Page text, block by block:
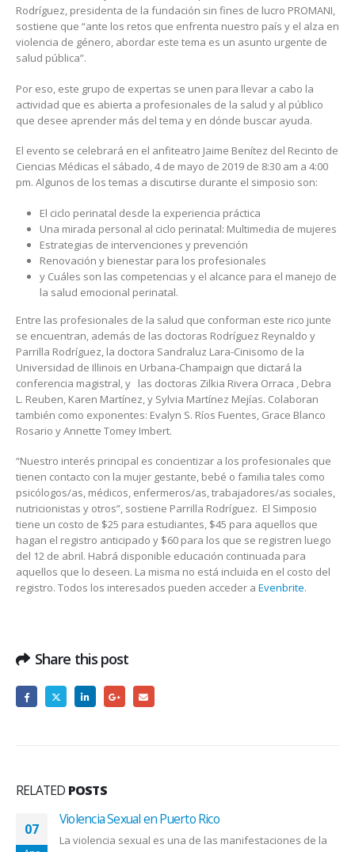
Rodríguez, presidenta de la fundación sin fines de lucro PROMANI,
sostiene que “ante los retos que enfrenta nuestro país y el alza en
violencia de género, abordar este tema es un asunto urgente de
salud pública”.
Por eso, este grupo de expertas se unen para llevar a cabo la
actividad que es abierta a profesionales de la salud y al público
que desee aprender más del tema y en dónde buscar ayuda.
El evento se celebrará en el anfiteatro Jaime Benítez del Recinto de
Ciencias Médicas el sábado, 4 de mayo de 2019 de 8:30 am a 4:00
pm. Algunos de los temas a discutirse durante el simposio son:
El ciclo perinatal desde la experiencia práctica
Una mirada personal al ciclo perinatal: Multimedia de mujeres
Estrategias de intervenciones y prevención
Renovación y bienestar para los profesionales
y Cuáles son las competencias y el alcance para el manejo de
la salud emocional perinatal.
Entre las profesionales de la salud que conforman este rico junte
se encuentran, además de las doctoras Rodríguez Reynaldo y
Parrilla Rodríguez, la doctora Sandraluz Lara-Cinisomo de la
Universidad de Illinois en Urbana-Champaign que dictará la
conferencia magistral, y las doctoras Zilkia Rivera Orraca , Debra
L. Reuben, Karen Martínez, y Sylvia Martínez Mejías. Colaboran
también como exponentes: Evalyn S. Ríos Fuentes, Grace Blanco
Rosario y Annette Tomey Imbert.
“Nuestro interés principal es concientizar a los profesionales que
tienen contacto con la mujer gestante, bebé o familia tales como
psicólogos/as, médicos, enfermeros/as, trabajadores/as sociales,
nutricionistas y otros”, sostiene Parrilla Rodríguez. El Simposio
tiene un costo de $25 para estudiantes, $45 para aquellos que
hagan el registro anticipado y $60 para los que se registren luego
del 12 de abril. Habrá disponible educación continuada para
aquellos que lo deseen. La misma no está incluida en el costo del
registro. Todos los interesados pueden acceder a Evenbrite.
Share this post
RELATED POSTS
07
Violencia Sexual en Puerto Rico
La violencia sexual es una de las manifestaciones de la